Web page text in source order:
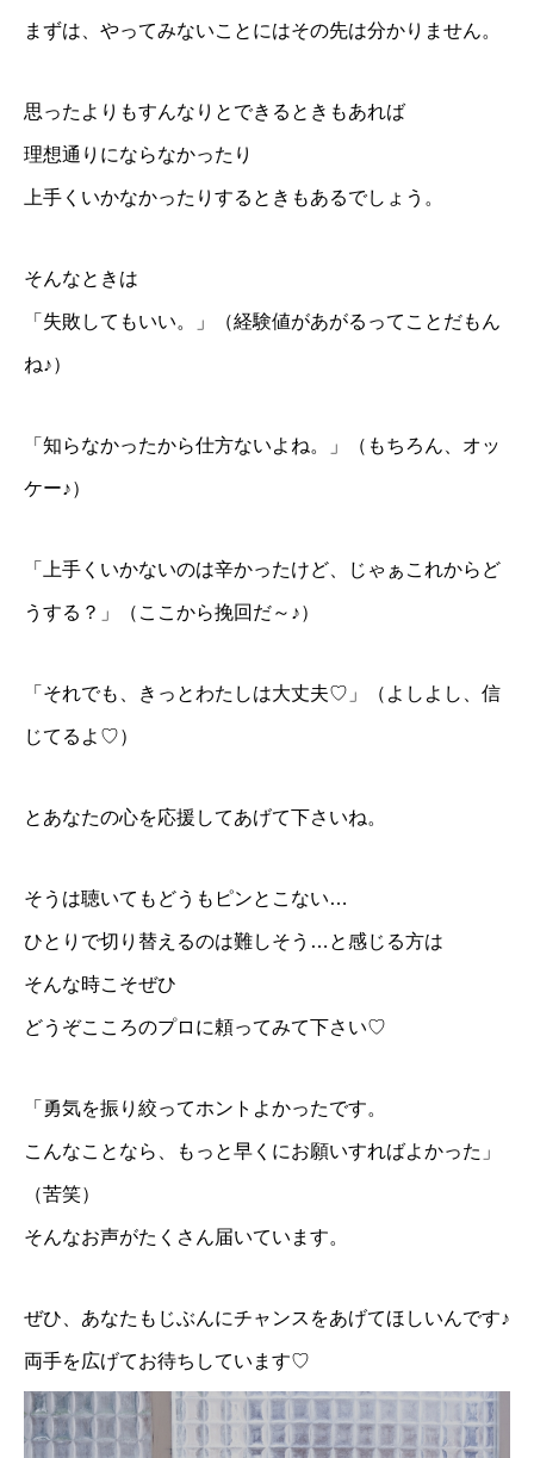
まずは、やってみないことにはその先は分かりません。
思ったよりもすんなりとできるときもあれば
理想通りにならなかったり
上手くいかなかったりするときもあるでしょう。
そんなときは
「失敗してもいい。」（経験値があがるってことだもん
ね♪）
「知らなかったから仕方ないよね。」（もちろん、オッ
ケー♪）
「上手くいかないのは辛かったけど、じゃぁこれからど
うする？」（ここから挽回だ～♪）
「それでも、きっとわたしは大丈夫♡」（よしよし、信
じてるよ♡）
とあなたの心を応援してあげて下さいね。
そうは聴いてもどうもピンとこない…
ひとりで切り替えるのは難しそう…と感じる方は
そんな時こそぜひ
どうぞこころのプロに頼ってみて下さい♡
「勇気を振り絞ってホントよかったです。
こんなことなら、もっと早くにお願いすればよかった」
（苦笑）
そんなお声がたくさん届いています。
ぜひ、あなたもじぶんにチャンスをあげてほしいんです♪
両手を広げてお待ちしています♡